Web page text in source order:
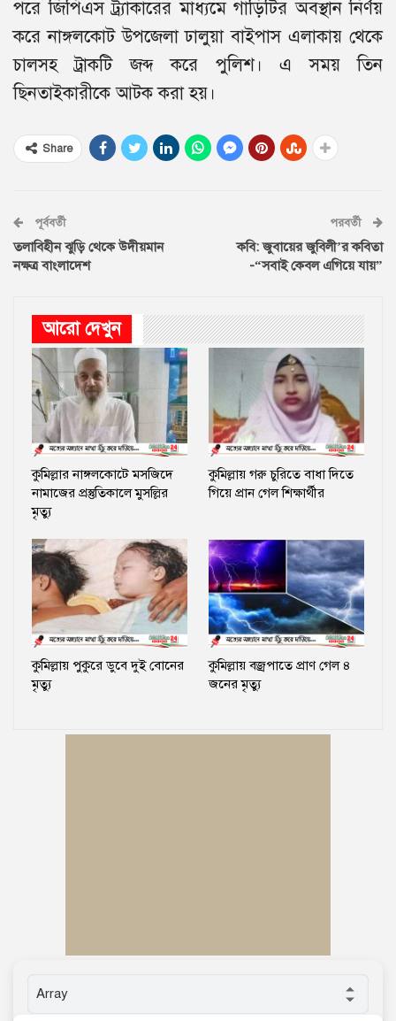
পরে জিপিএস ট্র্যাকারের মাধ্যমে গাড়িটির অবস্থান নির্ণয়
করে নাঙ্গলকোট উপজেলা ঢালুয়া বাইপাস এলাকায় থেকে
চালসহ ট্রাকটি জব্দ করে পুলিশ। এ সময় তিন
ছিনতাইকারীকে আটক করা হয়।
Share
পূর্ববর্তী
তলাবিহীন ঝুড়ি থেকে উদীয়মান
নক্ষত্র বাংলাদেশ
পরবর্তী
কবি: জুবায়ের জুবিলী’র কবিতা
-“সবাই কেবল এগিয়ে যায়”
আরো দেখুন
কুমিল্লার নাঙ্গলকোটে মসজিদে
নামাজের প্রস্তুতিকালে মুসল্লির
মৃত্যু
কুমিল্লায় গরু চুরিতে বাধা দিতে
গিয়ে প্রান গেল শিক্ষার্থীর
কুমিল্লায় পুকুরে ডুবে দুই বোনের
মৃত্যু
কুমিল্লায় বজ্রপাতে প্রাণ গেল ৪
জনের মৃত্যু